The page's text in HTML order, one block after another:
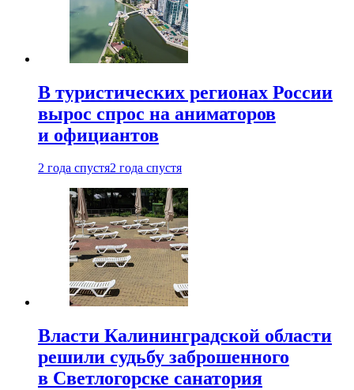
В туристических регионах России
вырос спрос на аниматоров
и официантов
2 года спустя2 года спустя
Власти Калининградской области
решили судьбу заброшенного
в Светлогорске санатория